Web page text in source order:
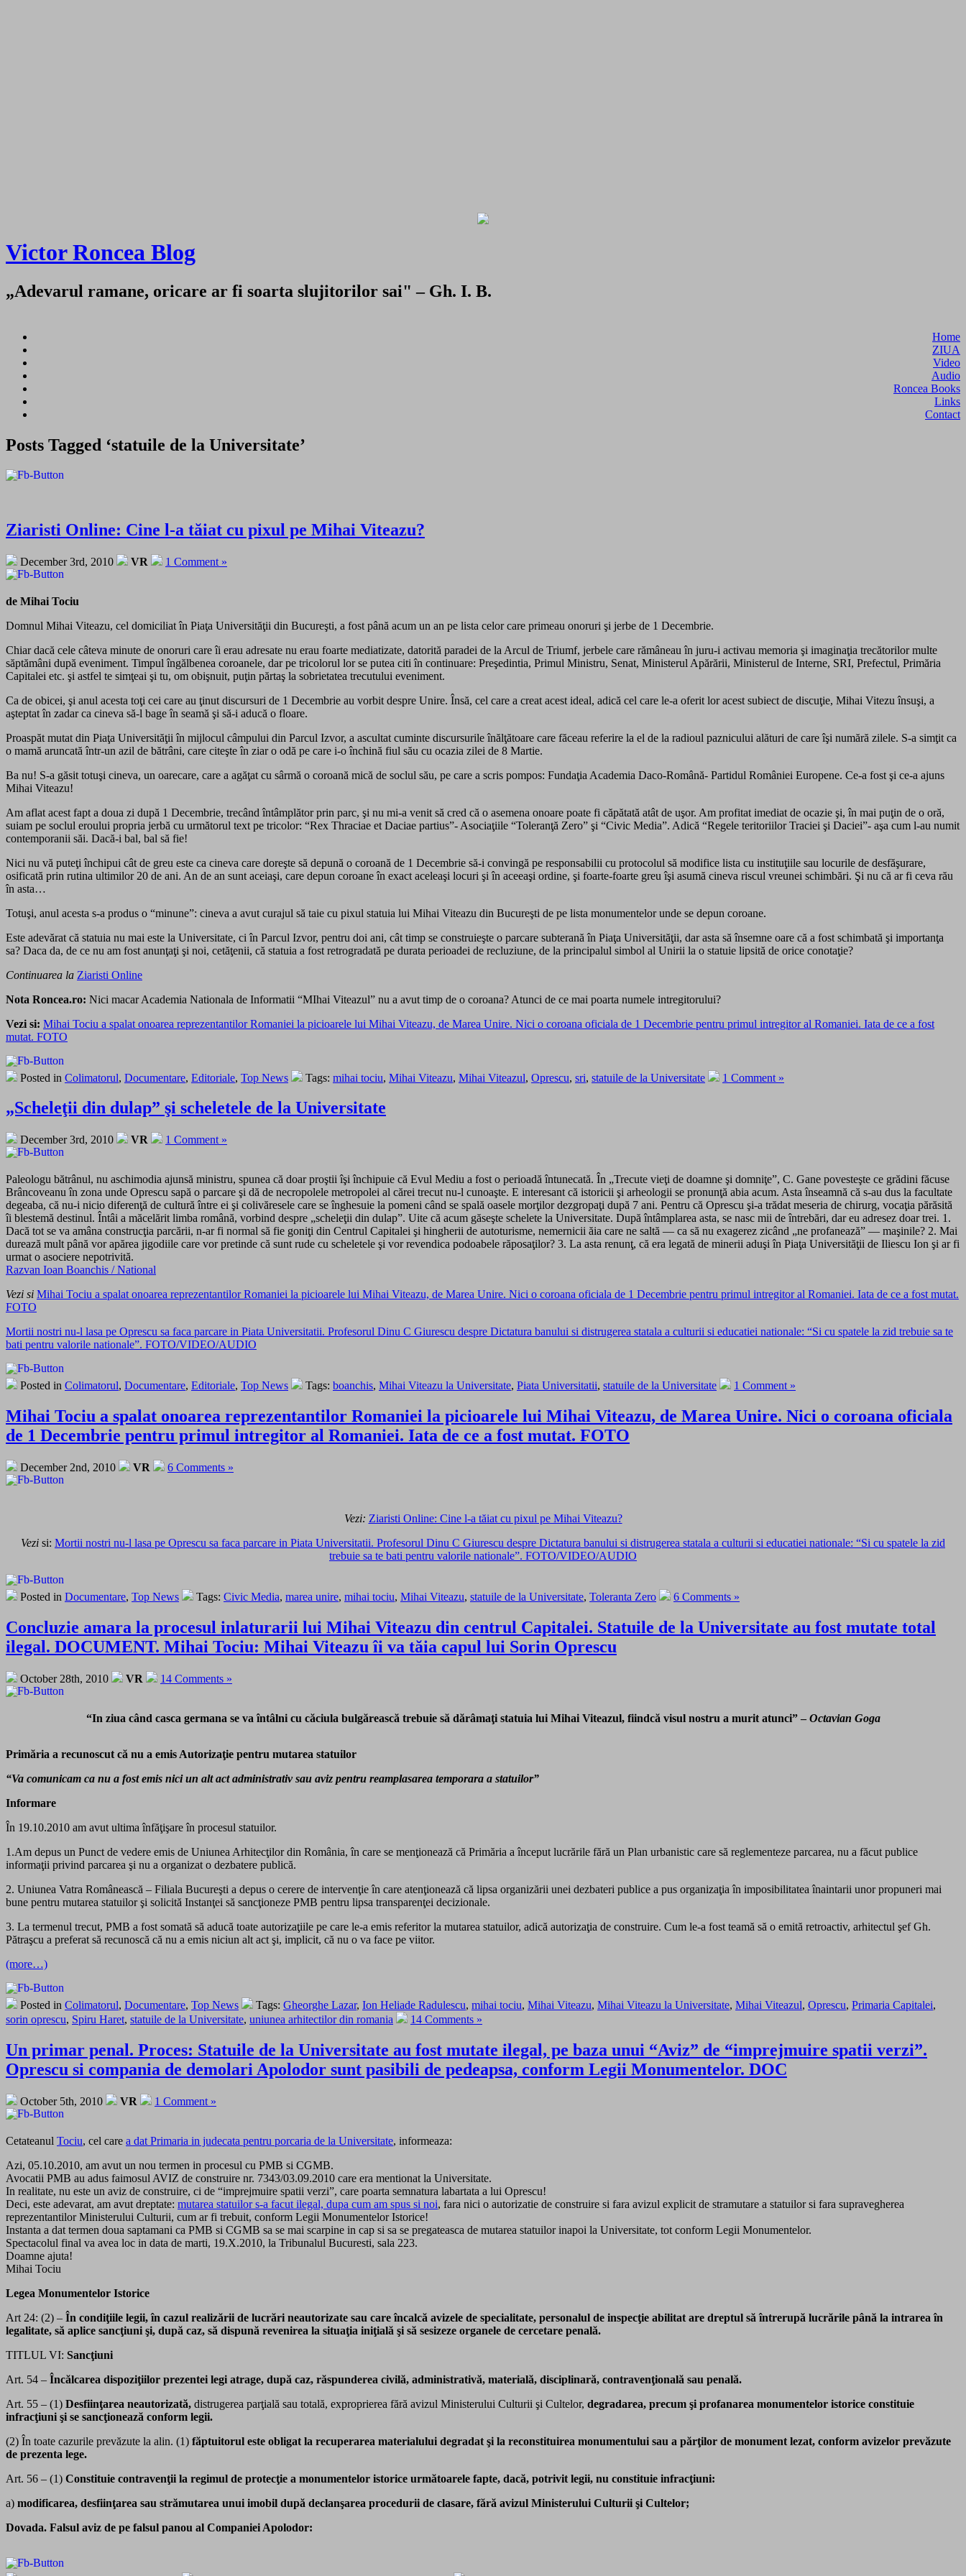
Victor Roncea Blog
„Adevarul ramane, oricare ar fi soarta slujitorilor sai" – Gh. I. B.
Home
ZIUA
Video
Audio
Roncea Books
Links
Contact
Posts Tagged ‘statuile de la Universitate’
Ziaristi Online: Cine l-a tăiat cu pixul pe Mihai Viteazu?
December 3rd, 2010 VR 1 Comment »
de Mihai Tociu
Domnul Mihai Viteazu, cel domiciliat în Piaţa Universităţii din Bucureşti, a fost până acum un an pe lista celor care primeau onoruri şi jerbe de 1 Decembrie.
Chiar dacă cele câteva minute de onoruri care îi erau adresate nu erau foarte mediatizate, datorită paradei de la Arcul de Triumf, jerbele care rămâneau în juru-i activau memoria şi imaginaţia trecătorilor multe
săptămâni după eveniment. Timpul îngălbenea coroanele, dar pe tricolorul lor se putea citi în continuare: Preşedintia, Primul Ministru, Senat, Ministerul Apărării, Ministerul de Interne, SRI, Prefectul, Primăria
Capitalei etc. şi astfel te simţeai şi tu, om obişnuit, puţin părtaş la sobrietatea trecutului eveniment.
Ca de obicei, şi anul acesta toţi cei care au ţinut discursuri de 1 Decembrie au vorbit despre Unire. Însă, cel care a creat acest ideal, adică cel care le-a oferit lor acest subiect de discuţie, Mihai Vitezu însuşi, a
aşteptat în zadar ca cineva să-l bage în seamă şi să-i aducă o floare.
Proaspăt mutat din Piaţa Universităţii în mijlocul câmpului din Parcul Izvor, a ascultat cuminte discursurile înălţătoare care făceau referire la el de la radioul paznicului alături de care îşi numără zilele. S-a simţit ca
o mamă aruncată într-un azil de bătrâni, care citeşte în ziar o odă pe care i-o închină fiul său cu ocazia zilei de 8 Martie.
Ba nu! S-a găsit totuşi cineva, un oarecare, care a agăţat cu sârmă o coroană mică de soclul său, pe care a scris pompos: Fundaţia Academia Daco-Română- Partidul României Europene. Ce-a fost şi ce-a ajuns
Mihai Viteazu!
Am aflat acest fapt a doua zi după 1 Decembrie, trecând întâmplător prin parc, şi nu mi-a venit să cred că o asemena onoare poate fi căpătată atât de uşor. Am profitat imediat de ocazie şi, în mai puţin de o oră,
suiam pe soclul eroului propria jerbă cu următorul text pe tricolor: “Rex Thraciae et Daciae partius”- Asociaţiile “Toleranţă Zero” şi “Civic Media”. Adică “Regele teritoriilor Traciei şi Daciei”- aşa cum l-au numit
contemporanii săi. Dacă-i bal, bal să fie!
Nici nu vă puteţi închipui cât de greu este ca cineva care doreşte să depună o coroană de 1 Decembrie să-i convingă pe responsabilii cu protocolul să modifice lista cu instituţiile sau locurile de desfăşurare,
osificată prin rutina ultimilor 20 de ani. An de an sunt aceiaşi, care depun coroane în exact aceleaşi locuri şi în aceeaşi ordine, şi foarte-foarte greu îşi asumă cineva riscul vreunei schimbări. Şi nu că ar fi ceva rău
în asta…
Totuşi, anul acesta s-a produs o “minune”: cineva a avut curajul să taie cu pixul statuia lui Mihai Viteazu din Bucureşti de pe lista monumentelor unde se depun coroane.
Este adevărat că statuia nu mai este la Universitate, ci în Parcul Izvor, pentru doi ani, cât timp se construieşte o parcare subterană în Piaţa Universităţii, dar asta să însemne oare că a fost schimbată şi importanţa
sa? Daca da, de ce nu am fost anunţaţi şi noi, cetăţenii, că statuia a fost retrogradată pe durata perioadei de recluziune, de la principalul simbol al Unirii la o statuie lipsită de orice conotaţie?
Continuarea la Ziaristi Online
Nota Roncea.ro: Nici macar Academia Nationala de Informatii “MIhai Viteazul” nu a avut timp de o coroana? Atunci de ce mai poarta numele intregitorului?
Vezi si: Mihai Tociu a spalat onoarea reprezentantilor Romaniei la picioarele lui Mihai Viteazu, de Marea Unire. Nici o coroana oficiala de 1 Decembrie pentru primul intregitor al Romaniei. Iata de ce a fost
mutat. FOTO
Posted in Colimatorul, Documentare, Editoriale, Top News Tags: mihai tociu, Mihai Viteazu, Mihai Viteazul, Oprescu, sri, statuile de la Universitate 1 Comment »
„Scheleţii din dulap” şi scheletele de la Universitate
December 3rd, 2010 VR 1 Comment »
Paleologu bătrânul, nu aschimodia ajunsă ministru, spunea că doar proştii îşi închipuie că Evul Mediu a fost o perioadă întunecată. În „Trecute vieţi de doamne şi domniţe”, C. Gane povesteşte ce grădini făcuse
Brâncoveanu în zona unde Oprescu sapă o parcare şi dă de necropolele metropolei al cărei trecut nu-l cunoaşte. E interesant că istoricii şi arheologii se pronunţă abia acum. Asta înseamnă că s-au dus la facultate
degeaba, că nu-i nicio diferenţă de cultură între ei şi colivăresele care se înghesuie la pomeni când se spală oasele morţilor dezgropaţi după 7 ani. Pentru că Oprescu şi-a trădat meseria de chirurg, vocaţia părăsită
îi blestemă destinul. Întâi a măcelărit limba română, vorbind despre „scheleţii din dulap”. Uite că acum găseşte schelete la Universitate. După întâmplarea asta, se nasc mii de întrebări, dar eu adresez doar trei. 1.
Dacă tot se va amâna construcţia parcării, n-ar fi normal să fie goniţi din Centrul Capitalei şi hingherii de autoturisme, nemernicii ăia care ne saltă — ca să nu exagerez zicând „ne profanează” — maşinile? 2. Mai
durează mult până vor apărea jigodiile care vor pretinde că sunt rude cu scheletele şi vor revendica podoabele răposaţilor? 3. La asta renunţ, că era legată de minerii aduşi în Piaţa Universităţii de Iliescu Ion şi ar fi
urmat o asociere nepotrivită.
Razvan Ioan Boanchis / National
Vezi si Mihai Tociu a spalat onoarea reprezentantilor Romaniei la picioarele lui Mihai Viteazu, de Marea Unire. Nici o coroana oficiala de 1 Decembrie pentru primul intregitor al Romaniei. Iata de ce a fost mutat.
FOTO
Mortii nostri nu-l lasa pe Oprescu sa faca parcare in Piata Universitatii. Profesorul Dinu C Giurescu despre Dictatura banului si distrugerea statala a culturii si educatiei nationale: “Si cu spatele la zid trebuie sa te
bati pentru valorile nationale”. FOTO/VIDEO/AUDIO
Posted in Colimatorul, Documentare, Editoriale, Top News Tags: boanchis, Mihai Viteazu la Universitate, Piata Universitatii, statuile de la Universitate 1 Comment »
Mihai Tociu a spalat onoarea reprezentantilor Romaniei la picioarele lui Mihai Viteazu, de Marea Unire. Nici o coroana oficiala
de 1 Decembrie pentru primul intregitor al Romaniei. Iata de ce a fost mutat. FOTO
December 2nd, 2010 VR 6 Comments »
Vezi: Ziaristi Online: Cine l-a tăiat cu pixul pe Mihai Viteazu?
Vezi si: Mortii nostri nu-l lasa pe Oprescu sa faca parcare in Piata Universitatii. Profesorul Dinu C Giurescu despre Dictatura banului si distrugerea statala a culturii si educatiei nationale: “Si cu spatele la zid
trebuie sa te bati pentru valorile nationale”. FOTO/VIDEO/AUDIO
Posted in Documentare, Top News Tags: Civic Media, marea unire, mihai tociu, Mihai Viteazu, statuile de la Universitate, Toleranta Zero 6 Comments »
Concluzie amara la procesul inlaturarii lui Mihai Viteazu din centrul Capitalei. Statuile de la Universitate au fost mutate total
ilegal. DOCUMENT. Mihai Tociu: Mihai Viteazu îi va tăia capul lui Sorin Oprescu
October 28th, 2010 VR 14 Comments »
“In ziua când casca germana se va întâlni cu căciula bulgărească trebuie să dărâmaţi statuia lui Mihai Viteazul, fiindcă visul nostru a murit atunci” –Octavian Goga
Primăria a recunoscut că nu a emis Autorizaţie pentru mutarea statuilor
“Va comunicam ca nu a fost emis nici un alt act administrativ sau aviz pentru reamplasarea temporara a statuilor”
Informare
În 19.10.2010 am avut ultima înfăţişare în procesul statuilor.
1.Am depus un Punct de vedere emis de Uniunea Arhitecţilor din România, în care se menţionează că Primăria a început lucrările fără un Plan urbanistic care să reglementeze parcarea, nu a făcut publice
informaţii privind parcarea şi nu a organizat o dezbatere publică.
2. Uniunea Vatra Românească – Filiala Bucureşti a depus o cerere de intervenţie în care atenţionează că lipsa organizării unei dezbateri publice a pus organizaţia în imposibilitatea înaintarii unor propuneri mai
bune pentru mutarea statuilor şi solicită Instanţei să sancţioneze PMB pentru lipsa transparenţei decizionale.
3. La termenul trecut, PMB a fost somată să aducă toate autorizaţiile pe care le-a emis referitor la mutarea statuilor, adică autorizaţia de construire. Cum le-a fost teamă să o emită retroactiv, arhitectul şef Gh.
Pătraşcu a preferat să recunoscă că nu a emis niciun alt act şi, implicit, că nu o va face pe viitor.
(more…)
Posted in Colimatorul, Documentare, Top News Tags: Gheorghe Lazar, Ion Heliade Radulescu, mihai tociu, Mihai Viteazu, Mihai Viteazu la Universitate, Mihai Viteazul, Oprescu, Primaria Capitalei,
sorin oprescu, Spiru Haret, statuile de la Universitate, uniunea arhitectilor din romania 14 Comments »
Un primar penal. Proces: Statuile de la Universitate au fost mutate ilegal, pe baza unui “Aviz” de “imprejmuire spatii verzi”.
Oprescu si compania de demolari Apolodor sunt pasibili de pedeapsa, conform Legii Monumentelor. DOC
October 5th, 2010 VR 1 Comment »
Cetateanul Tociu, cel care a dat Primaria in judecata pentru porcaria de la Universitate, informeaza:
Azi, 05.10.2010, am avut un nou termen in procesul cu PMB si CGMB.
Avocatii PMB au adus faimosul AVIZ de construire nr. 7343/03.09.2010 care era mentionat la Universitate.
In realitate, nu este un aviz de construire, ci de “imprejmuire spatii verzi”, care poarta semnatura labartata a lui Oprescu!
Deci, este adevarat, am avut dreptate: mutarea statuilor s-a facut ilegal, dupa cum am spus si noi, fara nici o autorizatie de construire si fara avizul explicit de stramutare a statuilor si fara supravegherea
reprezentantilor Ministerului Culturii, cum ar fi trebuit, conform Legii Monumentelor Istorice!
Instanta a dat termen doua saptamani ca PMB si CGMB sa se mai scarpine in cap si sa se pregateasca de mutarea statuilor inapoi la Universitate, tot conform Legii Monumentelor.
Spectacolul final va avea loc in data de marti, 19.X.2010, la Tribunalul Bucuresti, sala 223.
Doamne ajuta!
Mihai Tociu
Legea Monumentelor Istorice
Art 24: (2) – În condiţiile legii, în cazul realizării de lucrări neautorizate sau care încalcă avizele de specialitate, personalul de inspecţie abilitat are dreptul să întrerupă lucrările până la intrarea în
legalitate, să aplice sancţiuni şi, după caz, să dispună revenirea la situaţia iniţială şi să sesizeze organele de cercetare penală.
TITLUL VI: Sancţiuni
Art. 54 – Încălcarea dispoziţiilor prezentei legi atrage, după caz, răspunderea civilă, administrativă, materială, disciplinară, contravenţională sau penală.
Art. 55 – (1) Desfiinţarea neautorizată, distrugerea parţială sau totală, exproprierea fără avizul Ministerului Culturii şi Cultelor, degradarea, precum şi profanarea monumentelor istorice constituie
infracţiuni şi se sancţionează conform legii.
(2) În toate cazurile prevăzute la alin. (1) făptuitorul este obligat la recuperarea materialului degradat şi la reconstituirea monumentului sau a părţilor de monument lezat, conform avizelor prevăzute
de prezenta lege.
Art. 56 – (1) Constituie contravenţii la regimul de protecţie a monumentelor istorice următoarele fapte, dacă, potrivit legii, nu constituie infracţiuni:
a) modificarea, desfiinţarea sau strămutarea unui imobil după declanşarea procedurii de clasare, fără avizul Ministerului Culturii şi Cultelor;
Dovada. Falsul aviz de pe falsul panou al Companiei Apolodor: